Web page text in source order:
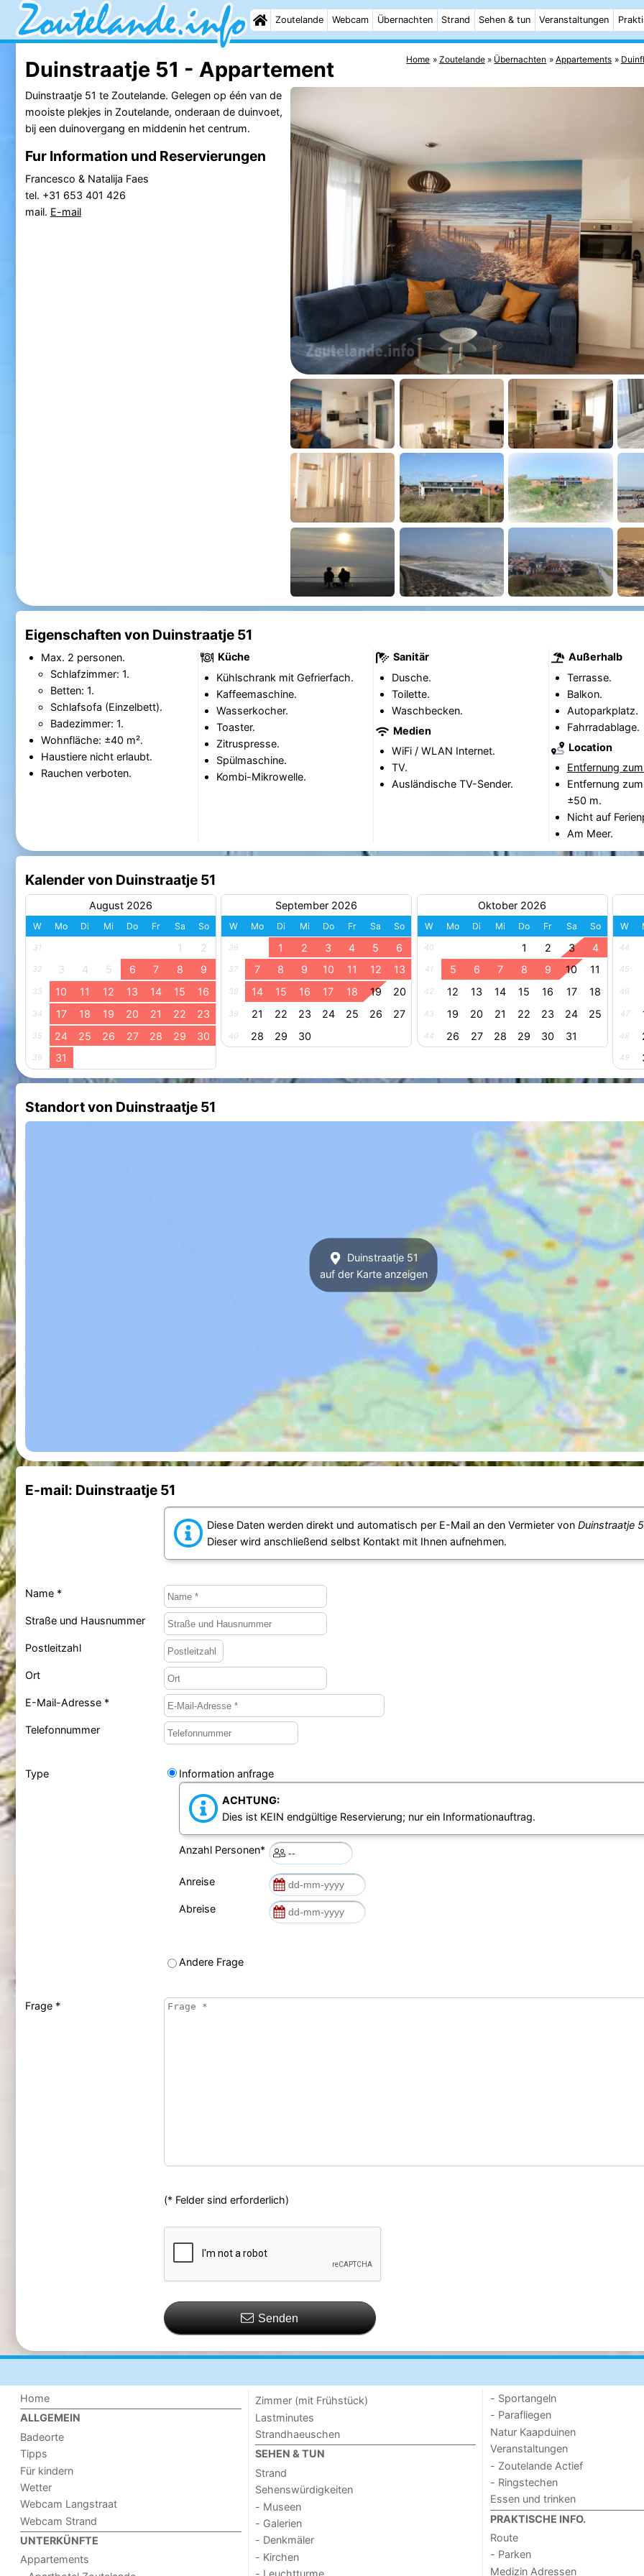
Zoutelande Webcam Übernachten Strand Sehen & tun Veranstaltungen
Home Zoutelande Übernachten Appartements
Duinstraatje 51 - Appartement
Duinstraatje 51 te Zoutelande. Gelegen op één van de
mooiste plekjes in Zoutelande, onderaan de duinvoet,
bij een duinovergang en middenin het centrum.
Fur Information und Reservierungen
Francesco & Natalija Faes
tel. +31 653 401 426
mail. E-mail
Eigenschaften von Duinstraatje 51
Max. 2 personen.
Schlafzimmer: 1.
Betten: 1.
Schlafsofa (Einzelbett).
Badezimmer: 1.
Wohnfläche: ±40 m².
Haustiere nicht erlaubt.
Rauchen verboten.
Küche
Kühlschrank mit Gefrierfach.
Kaffeemaschine.
Wasserkocher.
Toaster.
Zitruspresse.
Spülmaschine.
Kombi-Mikrowelle.
Sanitär
Dusche.
Toilette.
Waschbecken.
Medien
WiFi / WLAN Internet.
TV.
Ausländische TV-Sender.
Außerhalb
Terrasse.
Balkon.
Autoparkplatz.
Fahrradablage.
Location
Entfernung
Entfernung
±50 m.
Nicht auf
Am Meer.
Kalender von Duinstraatje 51
August 2026
W Mo Di Mi Do Fr Sa So
31 1 2
32 3 4 5 6 7 8 9
33 10 11 12 13 14 15 16
34 17 18 19 20 21 22 23
35 24 25 26 27 28 29 30
36 31
September 2026
W Mo Di Mi Do Fr Sa So
36 1 2 3 4 5 6
37 7 8 9 10 11 12 13
38 14 15 16 17 18 19 20
39 21 22 23 24 25 26 27
40 28 29 30
Oktober 2026
W Mo Di Mi Do Fr Sa So
40 1 2 3 4
41 5 6 7 8 9 10 11
42 12 13 14 15 16 17 18
43 19 20 21 22 23 24 25
44 26 27 28 29 30 31
W
44
45
46
47
48
49
Standort von Duinstraatje 51
Duinstraatje 51
auf der Karte anzeigen
E-mail: Duinstraatje 51
Diese Daten werden direkt und automatisch per E-Mail an den Vermieter von Duinstraatje
Dieser wird anschließend selbst Kontakt mit Ihnen aufnehmen.
Name *
Straße und Hausnummer
Postleitzahl
Ort
E-Mail-Adresse *
Telefonnummer
Type Information anfrage
ACHTUNG:
Dies ist KEIN endgültige Reservierung; nur ein Informationauftrag.
Anzahl Personen*
Anreise
Abreise
Andere Frage
Frage *
(* Felder sind erforderlich)
Senden
Home
ALLGEMEIN
Badeorte
Tipps
Für kindern
Wetter
Webcam Langstraat
Webcam Strand
UNTERKÜNFTE
Appartements
Zimmer (mit Frühstück)
Lastminutes
Strandhaeuschen
SEHEN & TUN
Strand
Sehenswürdigkeiten
- Museen
- Galerien
- Denkmäler
- Kirchen
- Leuchtturme
- Sportangeln
- Parafliegen
Natur Kaapduinen
Veranstaltungen
- Zoutelande Actief
- Ringstechen
Essen und trinken
PRAKTISCHE INFO.
Route
- Parken
Medizin Adressen